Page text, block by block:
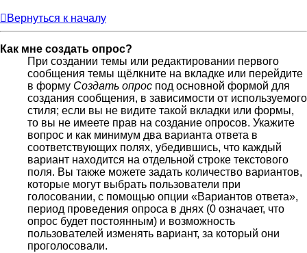
Вернуться к началу
Как мне создать опрос?
При создании темы или редактировании первого
сообщения темы щёлкните на вкладке или перейдите
в форму Создать опрос под основной формой для
создания сообщения, в зависимости от используемого
стиля; если вы не видите такой вкладки или формы,
то вы не имеете прав на создание опросов. Укажите
вопрос и как минимум два варианта ответа в
соответствующих полях, убедившись, что каждый
вариант находится на отдельной строке текстового
поля. Вы также можете задать количество вариантов,
которые могут выбрать пользователи при
голосовании, с помощью опции «Вариантов ответа»,
период проведения опроса в днях (0 означает, что
опрос будет постоянным) и возможность
пользователей изменять вариант, за который они
проголосовали.